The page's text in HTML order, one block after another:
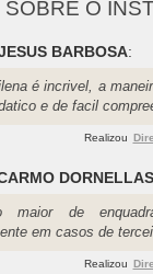
O
BARBOSA:
é incrivel, a
e de facil
Realizou
DORNELLAS
maior de
em casos de
Realizou